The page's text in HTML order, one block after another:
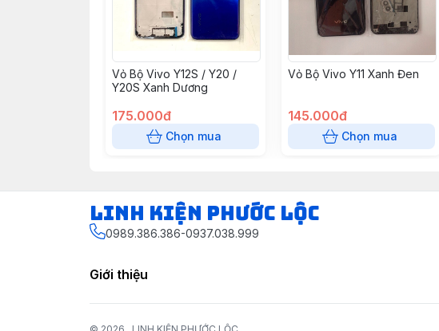
Vỏ Bộ Vivo Y12S / Y20 /
Y20S Xanh Dương
175.000đ
Chọn mua
Vỏ Bộ Vivo Y11 Xanh Đen
145.000đ
Chọn mua
LINH KIỆN PHƯỚC LỘC
0989.386.386-0937.038.999
Giới thiệu